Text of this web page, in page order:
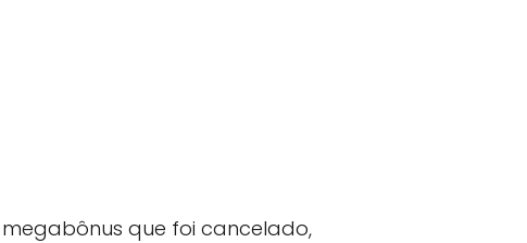
que foi cancelado,